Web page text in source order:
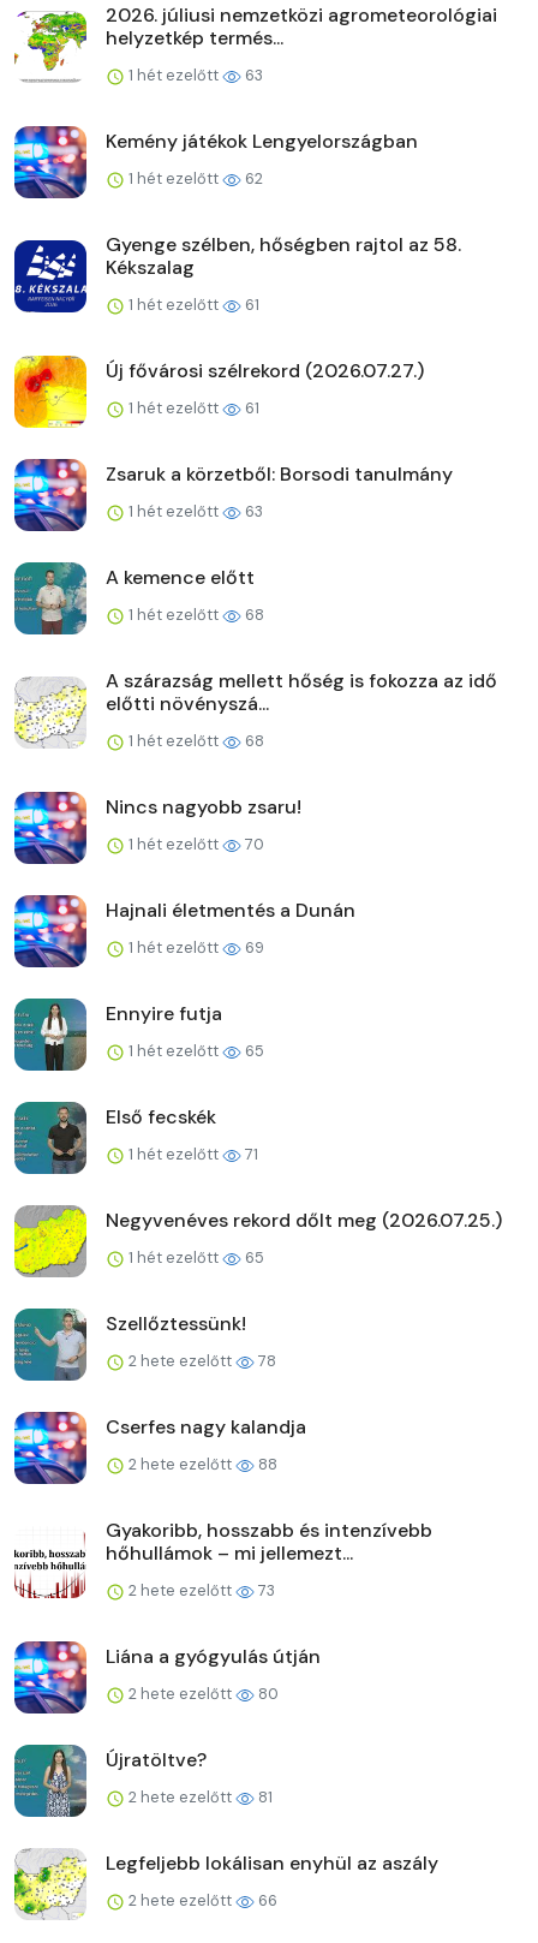
2026. júliusi nemzetközi agrometeorológiai
helyzetkép termés...
1 hét ezelőtt 63
Kemény játékok Lengyelországban
1 hét ezelőtt 62
Gyenge szélben, hőségben rajtol az 58.
Kékszalag
1 hét ezelőtt 61
Új fővárosi szélrekord (2026.07.27.)
1 hét ezelőtt 61
Zsaruk a körzetből: Borsodi tanulmány
1 hét ezelőtt 63
A kemence előtt
1 hét ezelőtt 68
A szárazság mellett hőség is fokozza az idő
előtti növényszá...
1 hét ezelőtt 68
Nincs nagyobb zsaru!
1 hét ezelőtt 70
Hajnali életmentés a Dunán
1 hét ezelőtt 69
Ennyire futja
1 hét ezelőtt 65
Első fecskék
1 hét ezelőtt 71
Negyvenéves rekord dőlt meg (2026.07.25.)
1 hét ezelőtt 65
Szellőztessünk!
2 hete ezelőtt 78
Cserfes nagy kalandja
2 hete ezelőtt 88
Gyakoribb, hosszabb és intenzívebb
hőhullámok – mi jellemezt...
2 hete ezelőtt 73
Liána a gyógyulás útján
2 hete ezelőtt 80
Újratöltve?
2 hete ezelőtt 81
Legfeljebb lokálisan enyhül az aszály
2 hete ezelőtt 66